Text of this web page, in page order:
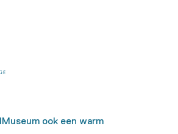
ook een warm